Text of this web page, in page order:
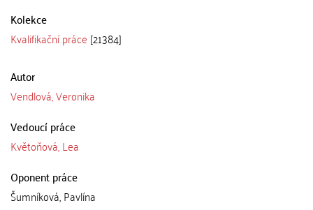
Kolekce
Kvalifikační práce [21384]
Autor
Vendlová, Veronika
Vedoucí práce
Květoňová, Lea
Oponent práce
Šumníková, Pavlína